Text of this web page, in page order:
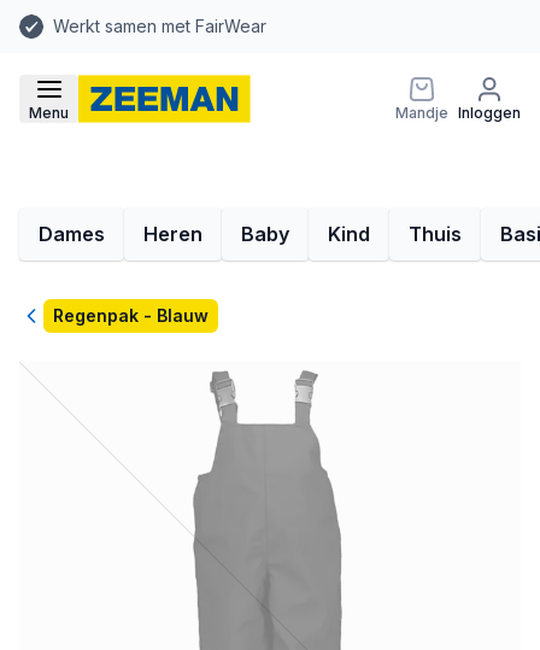
Werkt samen met FairWear
Menu Mandje Inloggen
Dames Heren Baby Kind Thuis
TerugRegenpak - Blauw